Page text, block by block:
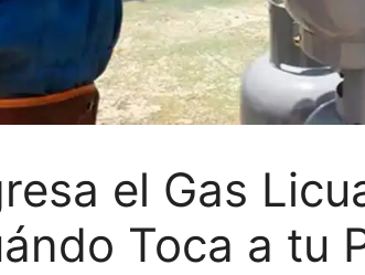
el Gas
Toca a tu